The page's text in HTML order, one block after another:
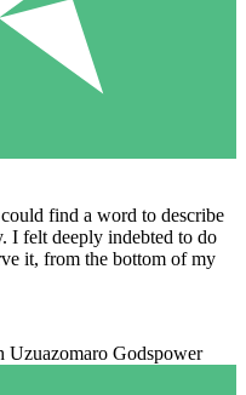
find a word to describe
I felt deeply indebted to do
it, from the bottom of my
Uzuazomaro Godspower